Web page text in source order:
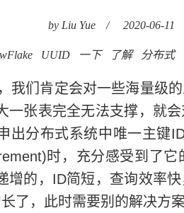
by Liu Yue / 2020-06-11
UUID 一下 了解 分布式
们肯定会对一些海量级的
一张表完全无法支撑，就
出分布式系统中唯一主键
时，充分感受到了
增的，ID简短，查询效率
了，此时需要别的解决方